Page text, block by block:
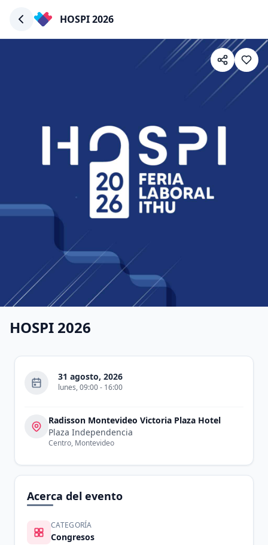
HOSPI 2026
HOSPI 2026
31 agosto, 2026
lunes,09:00- 16:00
Radisson Montevideo Victoria Plaza Hotel
Plaza Independencia
Centro, Montevideo
Acerca del evento
CATEGORÍA
Congresos